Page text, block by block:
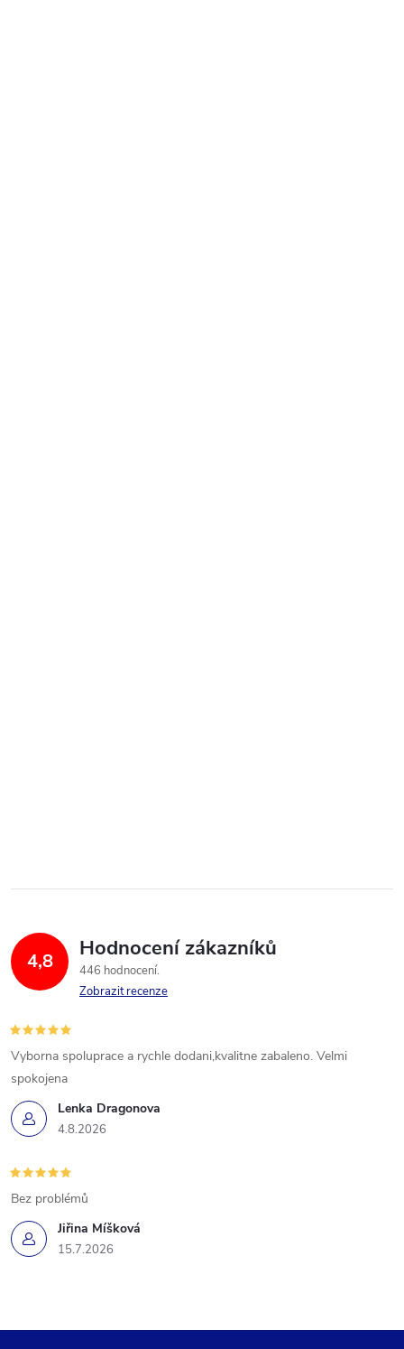
4,8 Hodnocení zákazníků
446 hodnocení
Zobrazit recenze
Lenka Dragonova
4.8.2026
Vyborna spoluprace a rychle dodani,kvalitne zabaleno. Velmi
spokojena
Jiřina Míšková
15.7.2026
Bez problémů